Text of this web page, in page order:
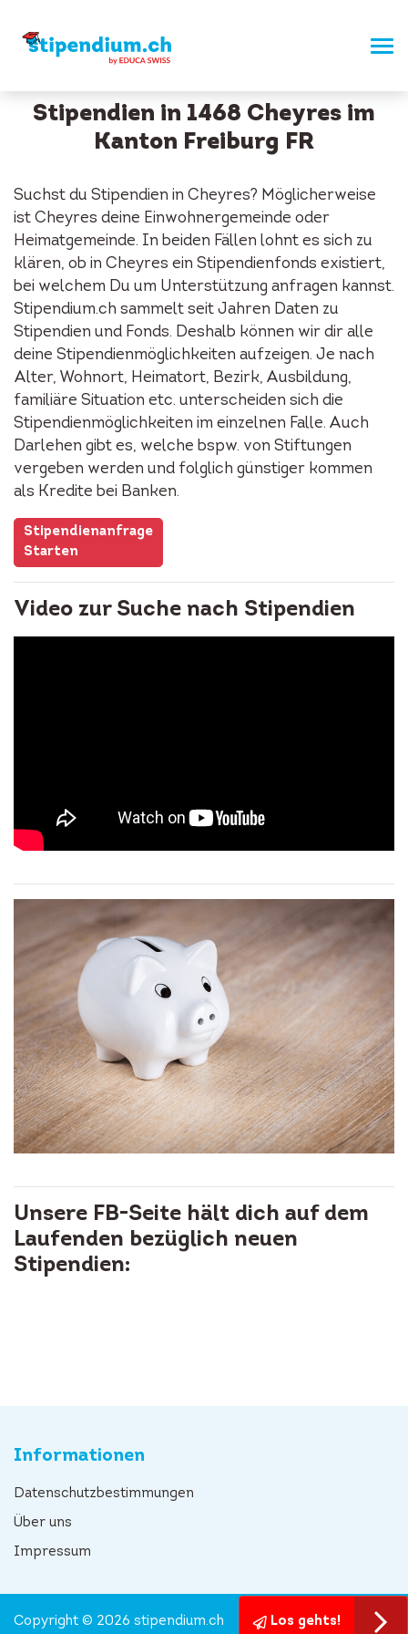
Stipendien in 1468 Cheyres im
Kanton Freiburg FR
Suchst du Stipendien in Cheyres? Möglicherweise
ist Cheyres deine Einwohnergemeinde oder
Heimatgemeinde. In beiden Fällen lohnt es sich zu
klären, ob in Cheyres ein Stipendienfonds existiert,
bei welchem Du um Unterstützung anfragen kannst.
Stipendium.ch sammelt seit Jahren Daten zu
Stipendien und Fonds. Deshalb können wir dir alle
deine Stipendienmöglichkeiten aufzeigen. Je nach
Alter, Wohnort, Heimatort, Bezirk, Ausbildung,
familiäre Situation etc. unterscheiden sich die
Stipendienmöglichkeiten im einzelnen Falle. Auch
Darlehen gibt es, welche bspw. von Stiftungen
vergeben werden und folglich günstiger kommen
als Kredite bei Banken.
Stipendienanfrage
Starten
Video zur Suche nach Stipendien
Unsere FB-Seite hält dich auf dem
Laufenden bezüglich neuen
Stipendien:
Informationen
Datenschutzbestimmungen
Über uns
Impressum
Los gehts!
Copyright © 2026 stipendium.ch